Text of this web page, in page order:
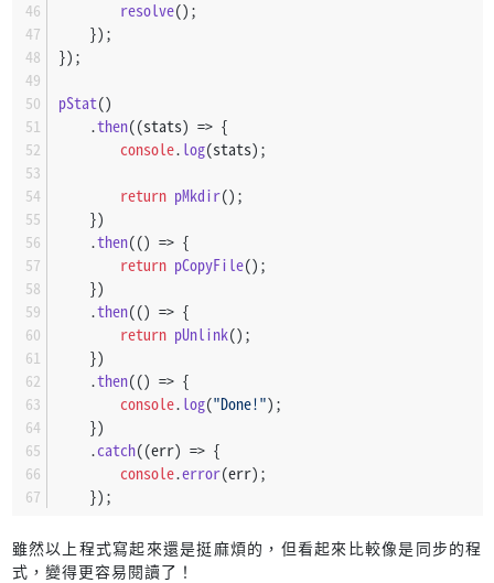
resolve();
    });
});
pStat()
    .
then((stats) => {
console. log(stats);
return pMkdir();
    })
    .
then(() => {
return pCopyFile();
    })
    .
then(() => {
return pUnlink();
    })
    .
then(() => {
console. log("Done!");
    })
    .
catch((err) => {
console.error(err);
    });
雖然以上程式寫起來還是挺麻煩的，但看起來比較像是同步的程
式，變得更容易閱讀了！